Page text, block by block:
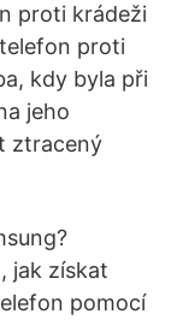
proti krádeži
proti
kdy byla při
jeho
ztracený
jak získat
pomocí